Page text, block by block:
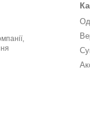
лінію талії для
баска або
блузи і сорочки
.
привабливо
носити в якості
різноманіття
і